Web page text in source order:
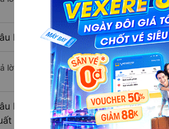
hỏi: Nhà xe đi Quận 1 - Sài Gòn
lời: Chuyến xe có giờ xuất phát trễ
hỏi: Review xe đi Quận 1 - Sài
sắc, cao cấp nhất?